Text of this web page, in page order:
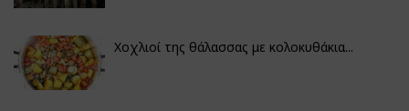
Χοχλιοί της θάλασσας με κολοκυθάκια...